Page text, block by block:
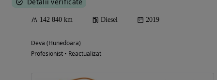
142 840 km Diesel 2019
Deva (Hunedoara)
Profesionist • Reactualizat